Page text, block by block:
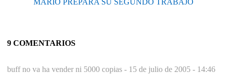
9 COMENTARIOS
buff no va ha vender ni 5000 copias - 15 de julio de 2005 - 14:46